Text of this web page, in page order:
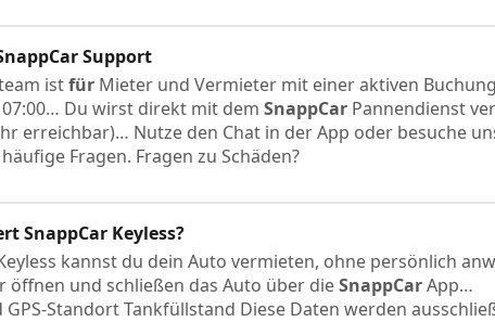
Support
istfür Mieter und Vermieter mit einer aktiven
Du wirst direkt mit dem SnappCar Pannendienst
erreichbar)… Nutze den Chat in der App oder besuche
häufige Fragen. Fragen zu Schäden?
SnappCar Keyless?
kannst du dein Auto vermieten, ohne persönlich
öffnen und schließen das Auto über dieSnappCarApp…
Standort Tankfüllstand Diese Daten werden